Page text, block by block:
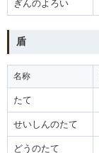
ぎんのよろい
盾
名称
たて
せいしんのたて
どうのたて